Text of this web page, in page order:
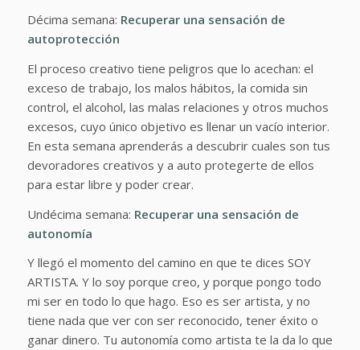
Décima semana: Recuperar una sensación de
autoprotección
El proceso creativo tiene peligros que lo acechan: el
exceso de trabajo, los malos hábitos, la comida sin
control, el alcohol, las malas relaciones y otros muchos
excesos, cuyo único objetivo es llenar un vacío interior.
En esta semana aprenderás a descubrir cuales son tus
devoradores creativos y a auto protegerte de ellos
para estar libre y poder crear.
Undécima semana: Recuperar una sensación de
autonomía
Y llegó el momento del camino en que te dices SOY
ARTISTA. Y lo soy porque creo, y porque pongo todo
mi ser en todo lo que hago. Eso es ser artista, y no
tiene nada que ver con ser reconocido, tener éxito o
ganar dinero. Tu autonomía como artista te la da lo que